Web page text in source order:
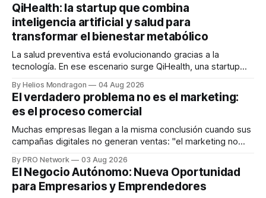
QiHealth: la startup que combina
inteligencia artificial y salud para
transformar el bienestar metabólico
La salud preventiva está evolucionando gracias a la
tecnología. En ese escenario surge QiHealth, una startup
dispositivos inteligentes, inteligencia artificial y monitoreo
en tiempo real para ayudar a las personas a tomar mejores
decisiones sobre su salud metabólica. Su propuesta busca
responder
By Helios Mondragon 04 Aug 2026
El verdadero problema no es el marketing:
es el proceso comercial
Muchas empresas llegan a la misma conclusión cuando sus
campañas digitales no generan ventas: "el marketing no
INTERIUS, el problema suele estar en otro lugar. Durante
una entrevista para el podcast SER PRO, el especialista en
marketing digital explicó que
By PRO Network 03 Aug 2026
El Negocio Autónomo: Nueva Oportunidad
para Empresarios y Emprendedores